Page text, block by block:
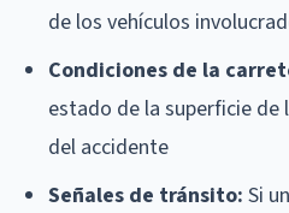
de los vehículos
Condiciones de la
estado de la superficie
del accidente
Señales de tránsito: Si